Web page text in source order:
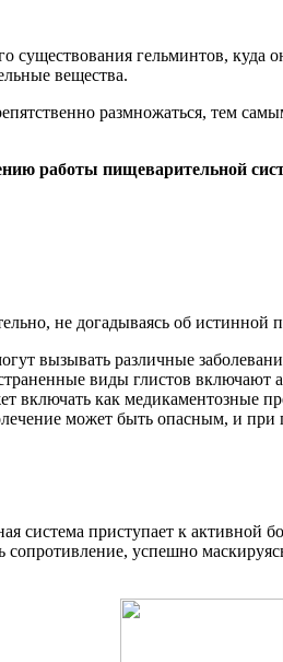
гельминтов,
вещества.
размножаться, тем
работы пищеварительной
не догадываясь об истинной
вызывать различные
виды глистов
как медикаментозные
может быть опасным, и при
система приступает к
успешно